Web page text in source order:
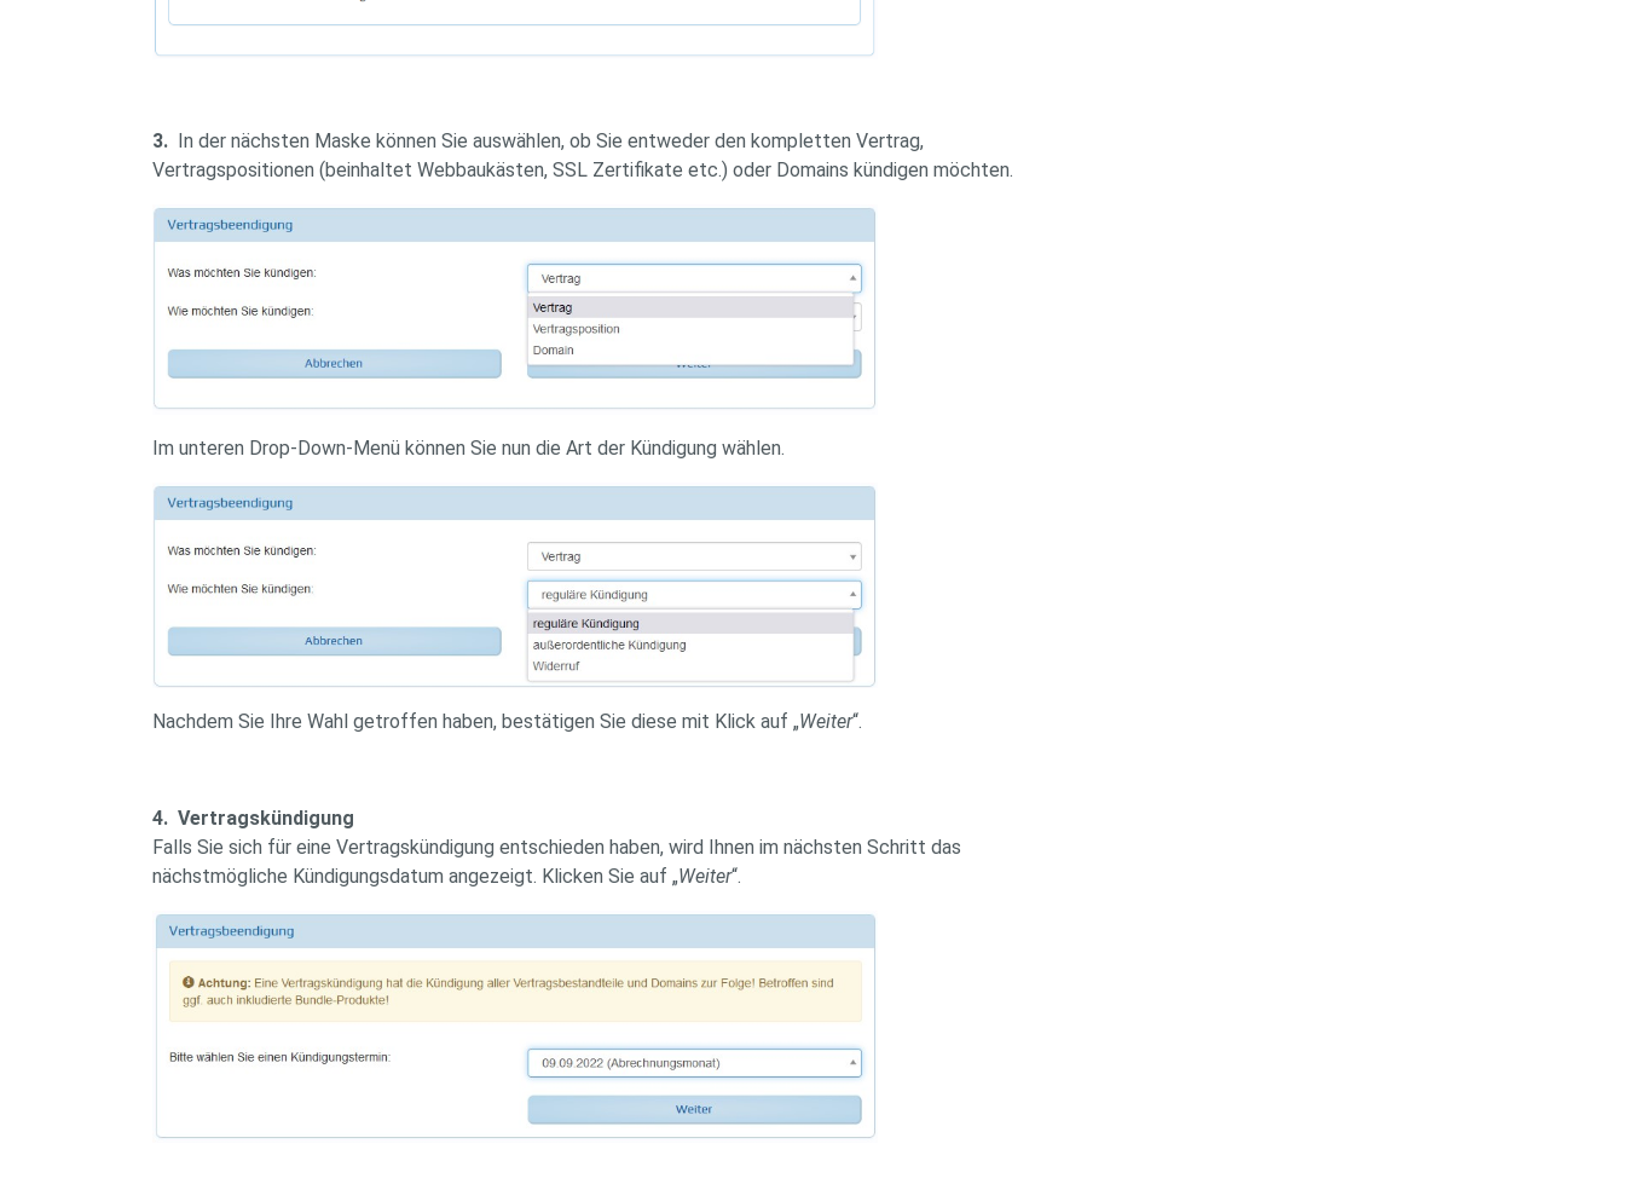
3. In der nächsten Maske können Sie auswählen, ob Sie entweder den kompletten Vertrag,
Vertragspositionen (beinhaltet Webbaukästen, SSL Zertifikate etc.) oder Domains kündigen möchten.
Im unteren Drop-Down-Menü können Sie nun die Art der Kündigung wählen.
Nachdem Sie Ihre Wahl getroffen haben, bestätigen Sie diese mit Klick auf „Weiter“.
4. Vertragskündigung
Falls Sie sich für eine Vertragskündigung entschieden haben, wird Ihnen im nächsten Schritt das
nächstmögliche Kündigungsdatum angezeigt. Klicken Sie auf „Weiter“.